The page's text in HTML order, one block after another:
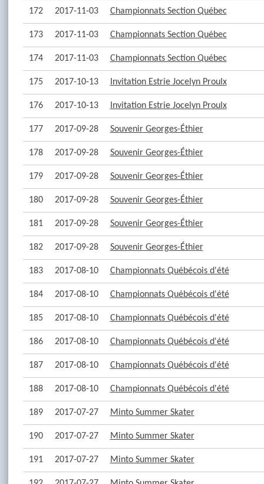
172 2017-11-03 Championnats Section Québec
173 2017-11-03 Championnats Section Québec
174 2017-11-03 Championnats Section Québec
175 2017-10-13 Invitation Estrie Jocelyn Proulx
176 2017-10-13 Invitation Estrie Jocelyn Proulx
177 2017-09-28 Souvenir Georges-Éthier
178 2017-09-28 Souvenir Georges-Éthier
179 2017-09-28 Souvenir Georges-Éthier
180 2017-09-28 Souvenir Georges-Éthier
181 2017-09-28 Souvenir Georges-Éthier
182 2017-09-28 Souvenir Georges-Éthier
183 2017-08-10 Championnats Québécois d'été
184 2017-08-10 Championnats Québécois d'été
185 2017-08-10 Championnats Québécois d'été
186 2017-08-10 Championnats Québécois d'été
187 2017-08-10 Championnats Québécois d'été
188 2017-08-10 Championnats Québécois d'été
189 2017-07-27 Minto Summer Skater
190 2017-07-27 Minto Summer Skater
191 2017-07-27 Minto Summer Skater